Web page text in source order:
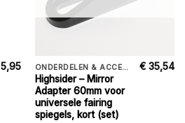
5,95 ONDERDELEN & ACCESSORIES
Highsider – Mirror
Adapter 60mm voor
universele fairing
spiegels, kort (set)
€ 35,54